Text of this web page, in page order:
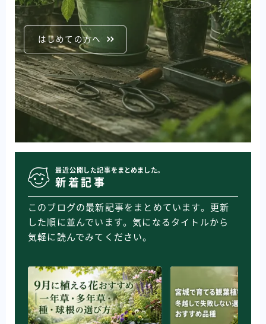
はじめての方へ
最近公開した記事をまとめました。
新着記事
このブログの最新記事をまとめています。更新
した順に並んでいます。気になるタイトルから
気軽に読んでみてください。